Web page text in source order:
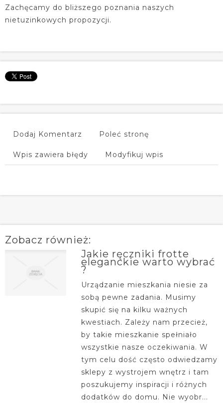
Zachęcamy do bliższego poznania naszych
nietuzinkowych propozycji.
Dodaj Komentarz Poleć stronę
Wpis zawiera błędy Modyfikuj wpis
Zobacz również:
Jakie ręczniki frotte
eleganckie warto wybrać
?
Urządzanie mieszkania niesie za
sobą pewne zadania. Musimy
skupić się na kilku ważnych
kwestiach. Zależy nam przecież,
by takie mieszkanie spełniało
wszystkie nasze oczekiwania. W
tym celu dość często odwiedzamy
sklepy z wystrojem wnętrz i tam
poszukujemy inspiracji i różnych
dodatków do domu. Nie wyobr...